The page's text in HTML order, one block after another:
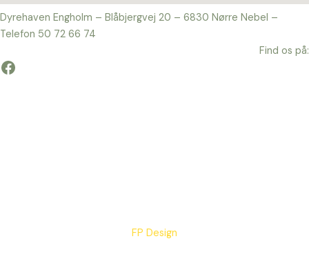
Dyrehaven Engholm – Blåbjergvej 20 – 6830 Nørre Nebel –
Telefon 50 72 66 74
Find os på:
Facebook
FP Design